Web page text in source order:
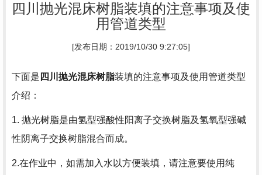
四川抛光混床树脂装填的注意事项及使
用管道类型
[发布日期：2019/10/30 9:27:05]
下面是 四川抛光混床树脂装填的注意事项及使用管道类型
介绍：
1. 抛光树脂是由氢型强酸性阳离子交换树脂及氢氧型强碱
性阴离子交换树脂混合而成。
2.在作业中，如需加入水以方便装填，请注意要使用纯